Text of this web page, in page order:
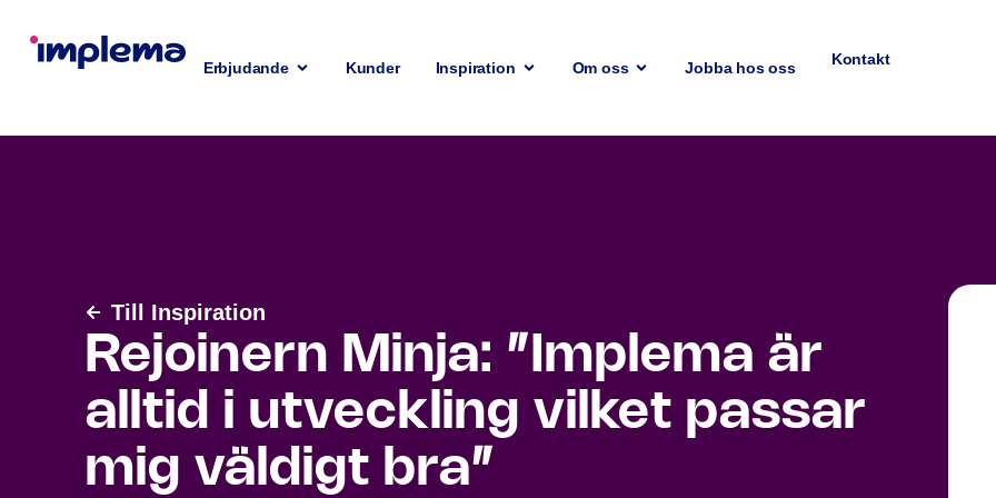
Erbjudande Kunder Inspiration Om oss Jobba hos oss Kontakt
Till Inspiration
Rejoinern Minja: ”Implema är
alltid i utveckling vilket passar
mig väldigt bra”